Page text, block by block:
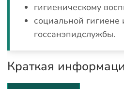
гигиеническому
социальной гигиене
госсанэпидслужбы.
Краткая